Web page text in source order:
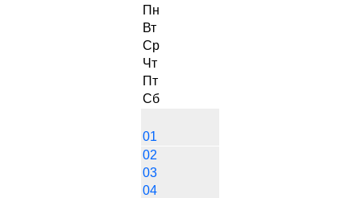
Пн
Вт
Ср
Чт
Пт
Сб
01
02
03
04